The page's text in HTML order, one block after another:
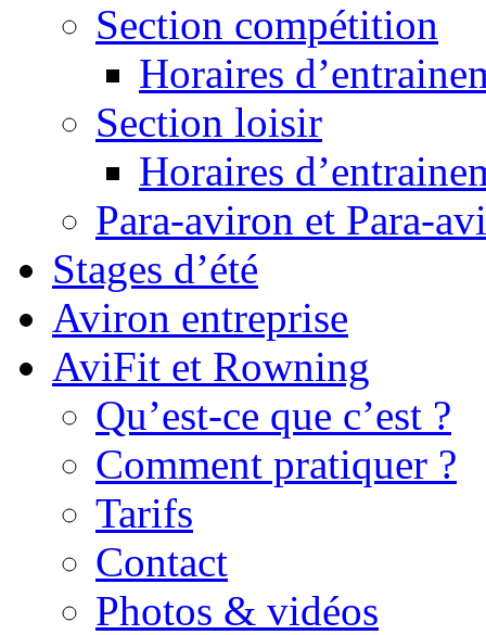
Section compétition
Horaires
Section loisir
Horaires
Para-aviron et Para-
Stages d’été
Aviron entreprise
AviFit et Rowning
Qu’est-ce que c’est ?
Comment pratiquer ?
Tarifs
Contact
Photos & vidéos